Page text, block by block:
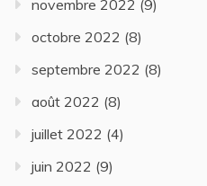
novembre 2022 (9)
octobre 2022 (8)
septembre 2022 (8)
août 2022 (8)
juillet 2022 (4)
juin 2022 (9)